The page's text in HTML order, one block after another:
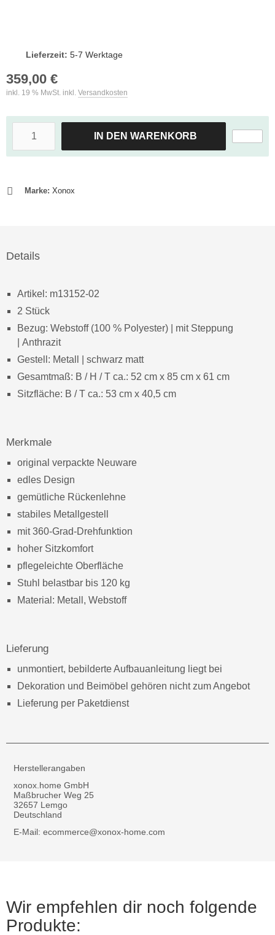
Lieferzeit: 5-7 Werktage
359,00 €
inkl. 19 % MwSt. inkl. Versandkosten
IN DEN WARENKORB
Marke: Xonox
Details
Artikel: m13152-02
2 Stück
Bezug: Webstoff (100 % Polyester) | mit Steppung
| Anthrazit
Gestell: Metall | schwarz matt
Gesamtmaß: B / H / T ca.: 52 cm x 85 cm x 61 cm
Sitzfläche: B / T ca.: 53 cm x 40,5 cm
Merkmale
original verpackte Neuware
edles Design
gemütliche Rückenlehne
stabiles Metallgestell
mit 360-Grad-Drehfunktion
hoher Sitzkomfort
pflegeleichte Oberfläche
Stuhl belastbar bis 120 kg
Material: Metall, Webstoff
Lieferung
unmontiert, bebilderte Aufbauanleitung liegt bei
Dekoration und Beimöbel gehören nicht zum Angebot
Lieferung per Paketdienst
Herstellerangaben
xonox.home GmbH
Maßbrucher Weg 25
32657 Lemgo
Deutschland
E-Mail: ecommerce@xonox-home.com
Wir empfehlen dir noch folgende
Produkte: